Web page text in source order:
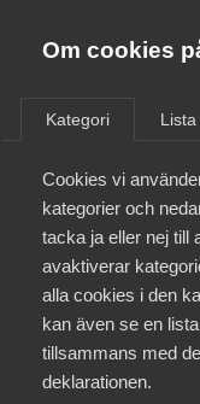
Om cookies
Kategori
Cookies vi
kategorier och
tacka ja eller nej till
avaktiverar
alla cookies i den
kan även se en
tillsammans med
deklarationen.
Almega Utbildning
Medie­företagen
Säkerhets­företagen
Om Almega
Aktuellt
Medlemskapet
Mina sidor